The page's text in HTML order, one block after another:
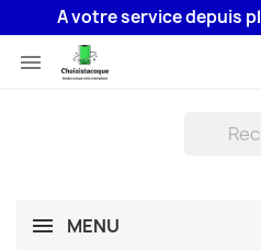
A votre service depuis

MENU